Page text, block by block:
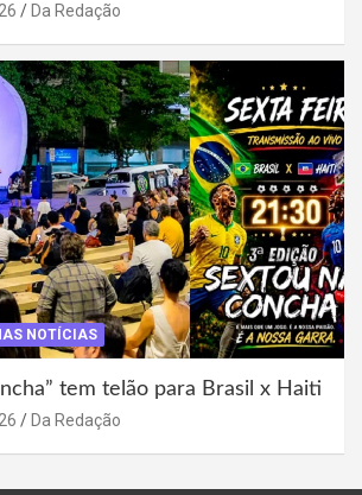
Da Redação
NOTÍCIAS
tem telão para Brasil x Haiti
Da Redação